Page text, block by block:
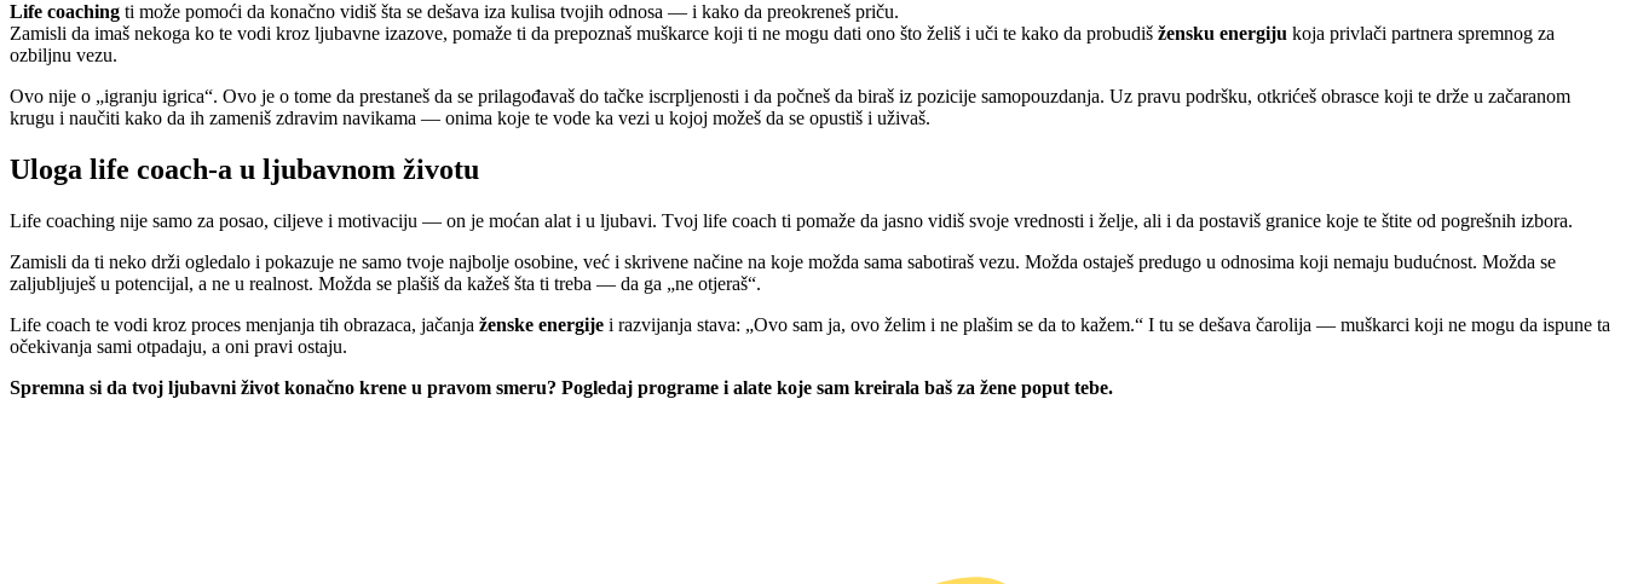
Life coaching ti može pomoći da konačno vidiš šta se dešava iza kulisa tvojih odnosa — i kako da preokreneš priču.
Zamisli da imaš nekoga ko te vodi kroz ljubavne izazove, pomaže ti da prepoznaš muškarce koji ti ne mogu dati ono što želiš i uči te kako da probudiš žensku energiju koja privlači partnera spremnog za
ozbiljnu vezu.
Ovo nije o „igranju igrica“. Ovo je o tome da prestaneš da se prilagođavaš do tačke iscrpljenosti i da počneš da biraš iz pozicije samopouzdanja. Uz pravu podršku, otkrićeš obrasce koji te drže u začaranom
krugu i naučiti kako da ih zameniš zdravim navikama — onima koje te vode ka vezi u kojoj možeš da se opustiš i uživaš.
Uloga life coach-a u ljubavnom životu
Life coaching nije samo za posao, ciljeve i motivaciju — on je moćan alat i u ljubavi. Tvoj life coach ti pomaže da jasno vidiš svoje vrednosti i želje, ali i da postaviš granice koje te štite od pogrešnih izbora.
Zamisli da ti neko drži ogledalo i pokazuje ne samo tvoje najbolje osobine, već i skrivene načine na koje možda sama sabotiraš vezu. Možda ostaješ predugo u odnosima koji nemaju budućnost. Možda se
zaljubljuješ u potencijal, a ne u realnost. Možda se plašiš da kažeš šta ti treba — da ga „ne otjeraš“.
Life coach te vodi kroz proces menjanja tih obrazaca, jačanja ženske energije i razvijanja stava: „Ovo sam ja, ovo želim i ne plašim se da to kažem.“ I tu se dešava čarolija — muškarci koji ne mogu da ispune ta
očekivanja sami otpadaju, a oni pravi ostaju.
Spremna si da tvoj ljubavni život konačno krene u pravom smeru? Pogledaj programe i alate koje sam kreirala baš za žene poput tebe.